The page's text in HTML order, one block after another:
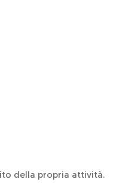
della propria attività.